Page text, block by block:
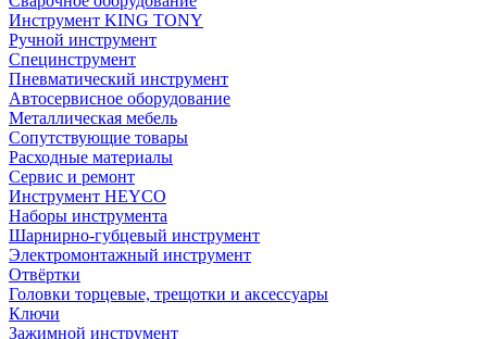
Инструмент KING TONY
Ручной инструмент
Специнструмент
Пневматический инструмент
Автосервисное оборудование
Металлическая мебель
Сопутствующие товары
Расходные материалы
Сервис и ремонт
Инструмент HEYCO
Наборы инструмента
Шарнирно-губцевый инструмент
Электромонтажный инструмент
Отвёртки
Головки торцевые, трещотки и аксессуары
Ключи
Зажимной инструмент